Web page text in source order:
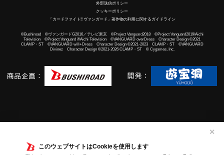
このウェブサイトはCookieを使用します
✕
外部送信ポリシー
クッキーポリシー
「カードファイト!! ヴァンガード」著作物の利用に関するガイドライン
©Bushiroad ©ヴァンガードG2016／テレビ東京 ©Project Vanguard2018 ©Project Vanguard2019/Aichi
Television ©Project Vanguard if/Aichi Television ©VANGUARD overDress Character Design ©2021
CLAMP・ST ©VANGUARD will+Dress Character Design ©2021-2023 CLAMP・ST ©VANGUARD
Divinez Character Design ©2021-2026 CLAMP・ST © Cygames, Inc.